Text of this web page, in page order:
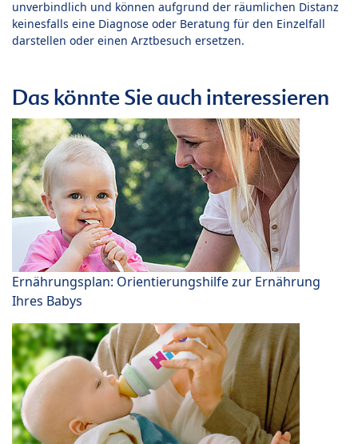
unverbindlich und können aufgrund der räumlichen Distanz
keinesfalls eine Diagnose oder Beratung für den Einzelfall
darstellen oder einen Arztbesuch ersetzen.
Das könnte Sie auch interessieren
Ernährungsplan: Orientierungshilfe zur Ernährung
Ihres Babys